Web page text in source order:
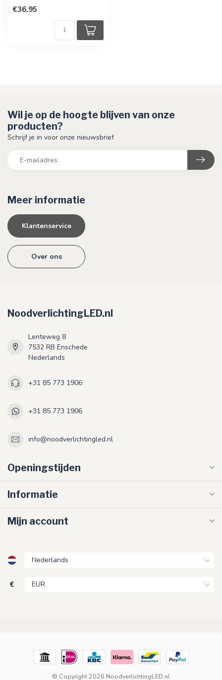
€36,95
Meer informatie
Klantenservice
Over ons
Wil je op de hoogte blijven van onze
producten?
Schrijf je in voor onze nieuwsbrief
NoodverlichtingLED.nl
Lenteweg 8
7532 RB Enschede
Nederlands
+31 85 773 1906
+31 85 773 1906
info@noodverlichtingled.nl
Openingstijden
Informatie
Mijn account
€
© Copyright 2026 NoodverlichtingLED.nl